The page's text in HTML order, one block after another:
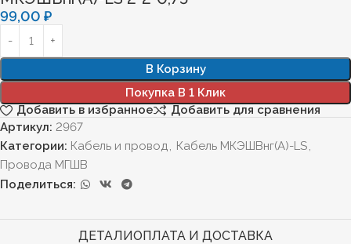
99,00 ₽
В Корзину
Покупка В 1 Клик
Добавить в избранное
Добавить для сравнения
Артикул: 2967
Категории: Кабель и провод, Кабель МКЭШВнг(А)-LS,
Провода МГШВ
Поделиться:
ДЕТАЛИОПЛАТА И ДОСТАВКА